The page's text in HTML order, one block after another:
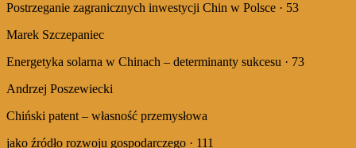
Postrzeganie zagranicznych inwestycji Chin w Polsce · 53
Marek Szczepaniec
Energetyka solarna w Chinach – determinanty sukcesu · 73
Andrzej Poszewiecki
Chiński patent – własność przemysłowa
jako źródło rozwoju gospodarczego · 111